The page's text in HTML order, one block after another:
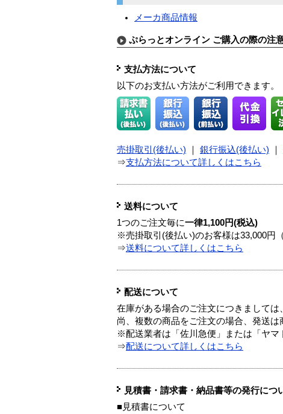
メーカ商品情報
ぷらっとオンライン ご購入の際の注
支払方法について
以下のお支払い方法がご利用できます。
売掛取引(後払い) 銀行振込(後払い)
⇒支払方法について詳しくはこちら
送料について
1つのご注文毎に一律1,100円(税込)
※売掛取引(後払い)のお客様は33,000円
⇒送料について詳しくはこちら
配送について
在庫がある場合のご注文につきましては
尚、複数の商品をご注文の場合、発送は
※配送業者は「佐川急便」または「ヤマ
⇒配送について詳しくはこちら
見積書・請求書・納品書等の発行につ
■見積書について